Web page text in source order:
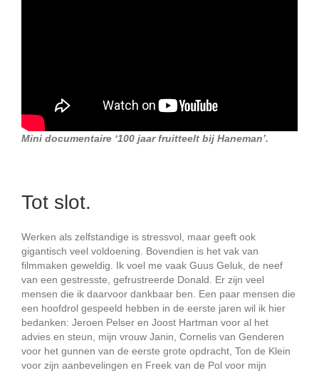
Mini documentaire ‘100 jaar fruitteelt bij Haneman’.
Tot slot.
Werken als zelfstandige is stressvol, maar geeft ook
gigantisch veel voldoening. Bovendien is het vak van
filmmaken geweldig. Ik voel me vaak Guus Geluk, de neef
van een gestresste, gefrustreerde Donald. Er zijn veel
mensen die ik daarvoor dankbaar ben. Een paar mensen die
een hoofdrol gespeeld hebben in de eerste jaren wil ik hier
bedanken: Jeroen Pelser en Joost Hartman voor al het
advies en steun, mijn vrouw Janin, Cornelis van Genderen
voor het gunnen van de eerste grote opdracht, Ton de Klein
voor zijn aanbevelingen en Freek van de Pol voor mijn